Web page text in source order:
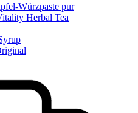
Würzpaste pur
Herbal Tea